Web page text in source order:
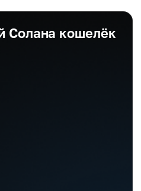
Солана кошелёк